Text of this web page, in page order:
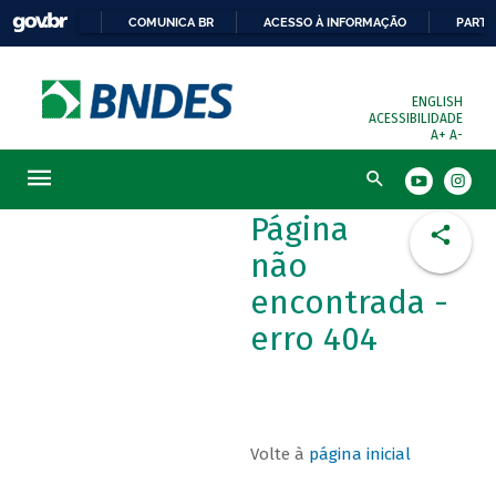
COMUNICA BR ACESSO À INFORMAÇÃO
ENGLISH
ACESSIBILIDADE
A+ A-
Busca
Página
não
encontrada -
erro 404
Volte à página inicial